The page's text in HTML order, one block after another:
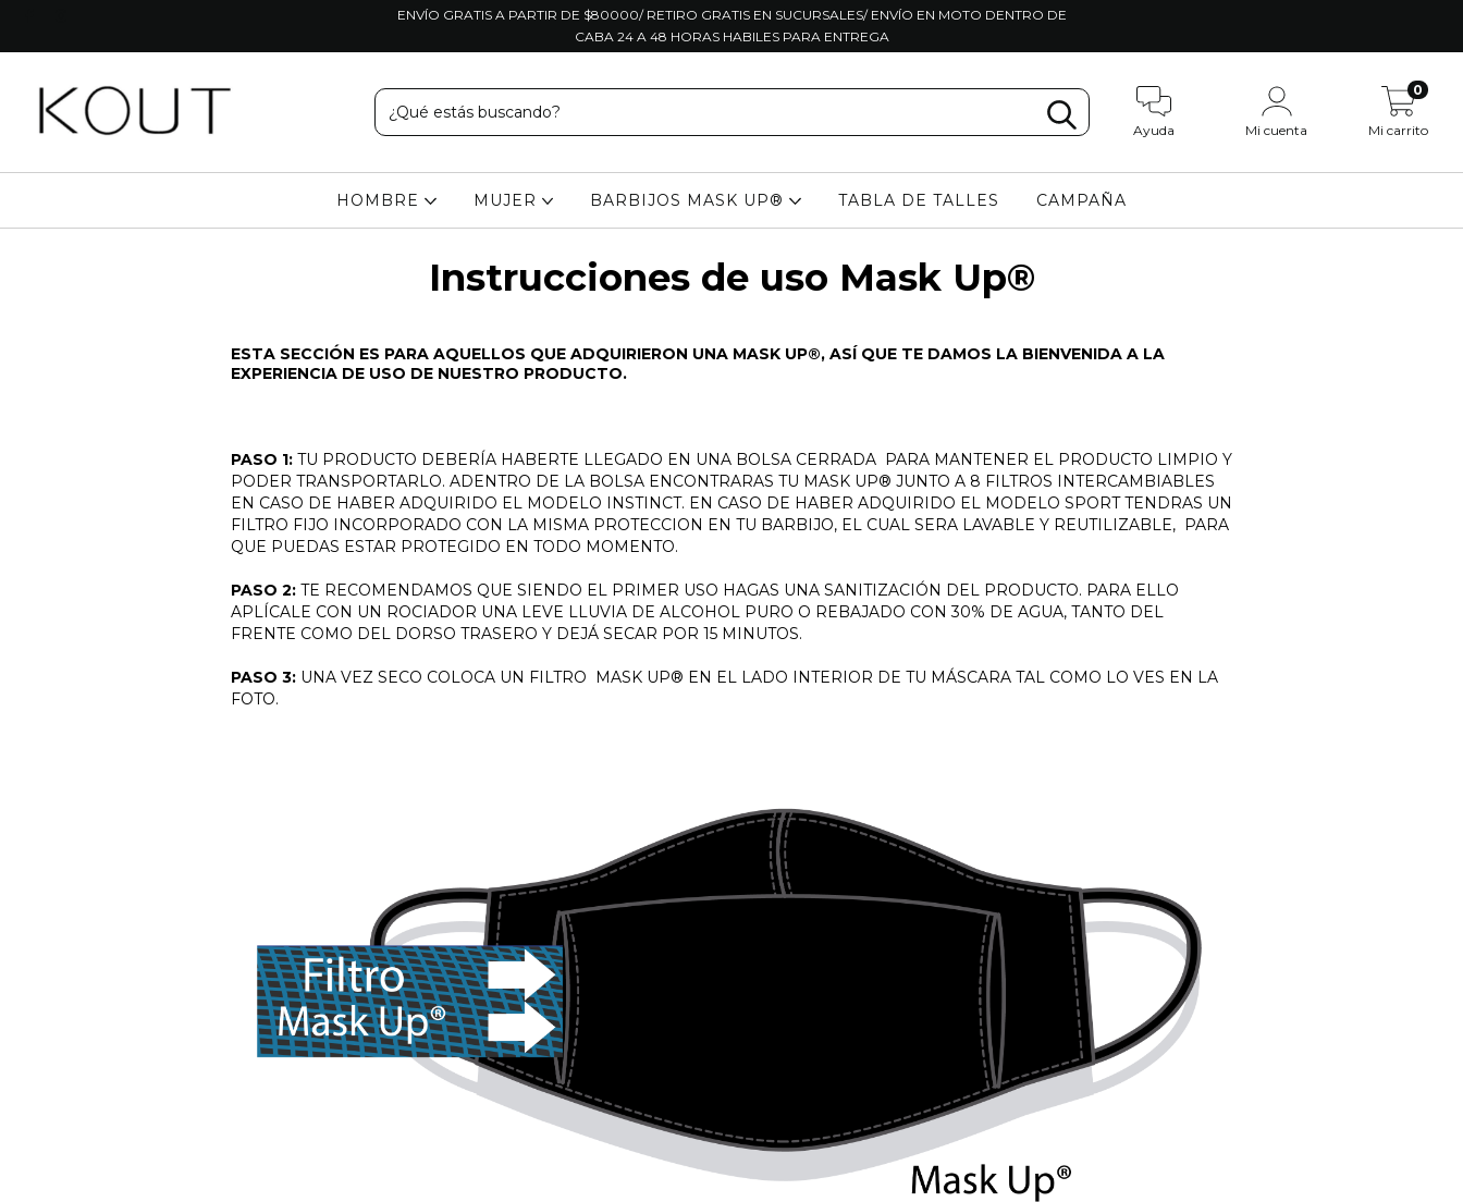
ENVÍO GRATIS A PARTIR DE $80000/ RETIRO GRATIS EN SUCURSALES/ ENVÍO EN MOTO DENTRO DE
CABA 24 A 48 HORAS HABILES PARA ENTREGA
Ayuda Mi cuenta Mi carrito
0
HOMBRE MUJER BARBIJOS MASK UP® TABLA DE TALLES CAMPAÑA
Instrucciones de uso Mask Up®
ESTA SECCIÓN ES PARA AQUELLOS QUE ADQUIRIERON UNA MASK UP®, ASÍ QUE TE DAMOS LA BIENVENIDA A LA
EXPERIENCIA DE USO DE NUESTRO PRODUCTO.
PASO 1: TU PRODUCTO DEBERÍA HABERTE LLEGADO EN UNA BOLSA CERRADA PARA MANTENER EL PRODUCTO LIMPIO Y
PODER TRANSPORTARLO. ADENTRO DE LA BOLSA ENCONTRARAS TU MASK UP® JUNTO A 8 FILTROS INTERCAMBIABLES
EN CASO DE HABER ADQUIRIDO EL MODELO INSTINCT. EN CASO DE HABER ADQUIRIDO EL MODELO SPORT TENDRAS UN
FILTRO FIJO INCORPORADO CON LA MISMA PROTECCION EN TU BARBIJO, EL CUAL SERA LAVABLE Y REUTILIZABLE, PARA
QUE PUEDAS ESTAR PROTEGIDO EN TODO MOMENTO.
PASO 2: TE RECOMENDAMOS QUE SIENDO EL PRIMER USO HAGAS UNA SANITIZACIÓN DEL PRODUCTO. PARA ELLO
APLÍCALE CON UN ROCIADOR UNA LEVE LLUVIA DE ALCOHOL PURO O REBAJADO CON 30% DE AGUA, TANTO DEL
FRENTE COMO DEL DORSO TRASERO Y DEJÁ SECAR POR 15 MINUTOS.
PASO 3: UNA VEZ SECO COLOCA UN FILTRO MASK UP® EN EL LADO INTERIOR DE TU MÁSCARA TAL COMO LO VES EN LA
FOTO.